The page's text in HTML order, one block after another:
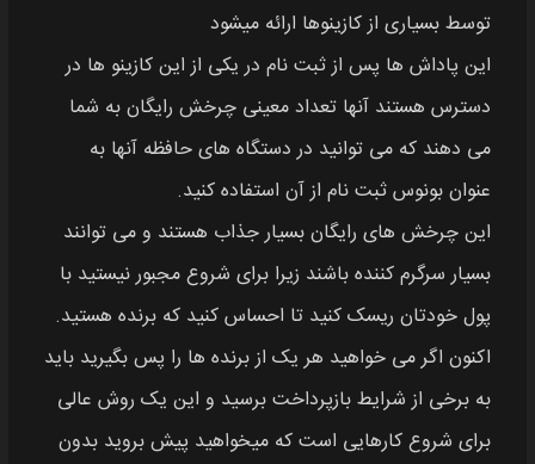
توسط بسیاری از کازینوها ارائه میشود
این پاداش‌ ها پس از ثبت نام در یکی از این کازینو ها در
دسترس هستند آنها تعداد معینی چرخش رایگان به شما
می‌ دهند که می‌ توانید در دستگاه‌ های حافظه آنها به
عنوان بونوس ثبت نام از آن استفاده کنید.
این چرخش‌ های رایگان بسیار جذاب هستند و می‌ توانند
بسیار سرگرم کننده باشند زیرا برای شروع مجبور نیستید با
پول خودتان ریسک کنید تا احساس کنید که برنده هستید.
اکنون اگر می‌ خواهید هر یک از برنده‌ ها را پس بگیرید باید
به برخی از شرایط بازپرداخت برسید و این یک روش عالی
برای شروع کارهایی است که میخواهید پیش بروید بدون